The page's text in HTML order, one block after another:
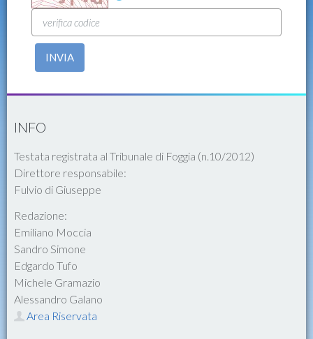
INVIA
INFO
Testata registrata al Tribunale di Foggia (n.10/2012)
Direttore responsabile:
Fulvio di Giuseppe
Redazione:
Emiliano Moccia
Sandro Simone
Edgardo Tufo
Michele Gramazio
Alessandro Galano
Area Riservata